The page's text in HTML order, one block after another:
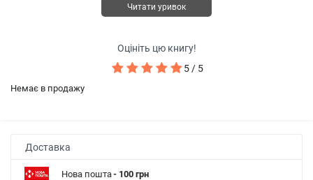
Читати уривок
Оцініть цю книгу!
5 / 5
Немає в продажу
Доставка
Нова пошта- 100 грн